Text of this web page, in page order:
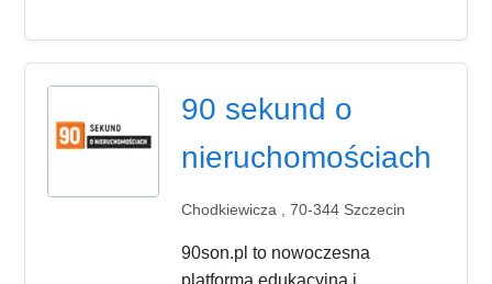
90 sekund o
nieruchomościach
Chodkiewicza , 70-344 Szczecin
90son.pl to nowoczesna
platforma edukacyjna i